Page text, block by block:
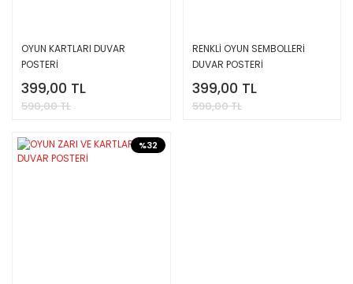
OYUN KARTLARI DUVAR
POSTERİ
399,00 TL
590,00 TL
RENKLİ OYUN SEMBOLLERİ
DUVAR POSTERİ
399,00 TL
590,00 TL
%32